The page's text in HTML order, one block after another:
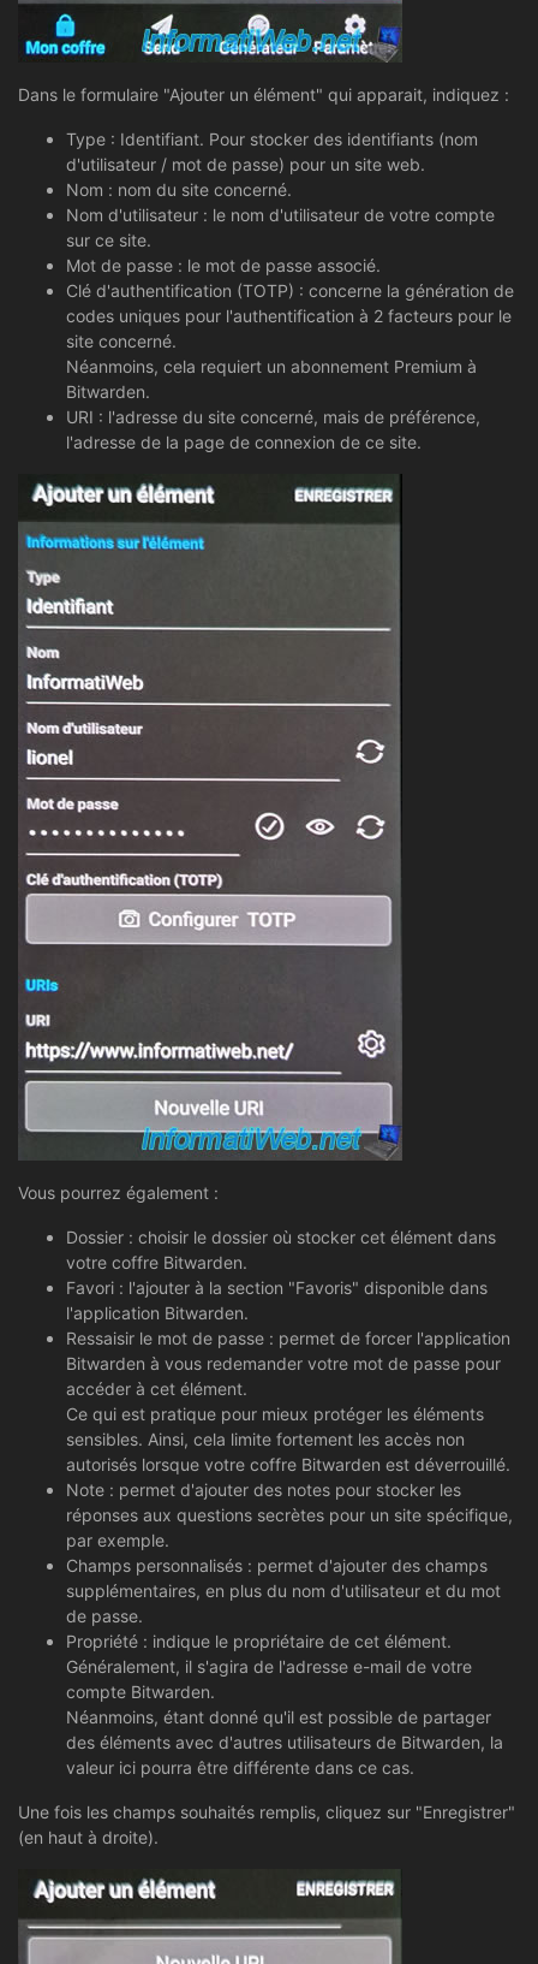
Dans le formulaire "Ajouter un élément" qui apparait, indiquez :
Type : Identifiant. Pour stocker des identifiants (nom
d'utilisateur / mot de passe) pour un site web.
Nom : nom du site concerné.
Nom d'utilisateur : le nom d'utilisateur de votre compte
sur ce site.
Mot de passe : le mot de passe associé.
Clé d'authentification (TOTP) : concerne la génération de
codes uniques pour l'authentification à 2 facteurs pour le
site concerné.
Néanmoins, cela requiert un abonnement Premium à
Bitwarden.
URI : l'adresse du site concerné, mais de préférence,
l'adresse de la page de connexion de ce site.
Vous pourrez également :
Dossier : choisir le dossier où stocker cet élément dans
votre coffre Bitwarden.
Favori : l'ajouter à la section "Favoris" disponible dans
l'application Bitwarden.
Ressaisir le mot de passe : permet de forcer l'application
Bitwarden à vous redemander votre mot de passe pour
accéder à cet élément.
Ce qui est pratique pour mieux protéger les éléments
sensibles. Ainsi, cela limite fortement les accès non
autorisés lorsque votre coffre Bitwarden est déverrouillé.
Note : permet d'ajouter des notes pour stocker les
réponses aux questions secrètes pour un site spécifique,
par exemple.
Champs personnalisés : permet d'ajouter des champs
supplémentaires, en plus du nom d'utilisateur et du mot
de passe.
Propriété : indique le propriétaire de cet élément.
Généralement, il s'agira de l'adresse e-mail de votre
compte Bitwarden.
Néanmoins, étant donné qu'il est possible de partager
des éléments avec d'autres utilisateurs de Bitwarden, la
valeur ici pourra être différente dans ce cas.
Une fois les champs souhaités remplis, cliquez sur "Enregistrer"
(en haut à droite).